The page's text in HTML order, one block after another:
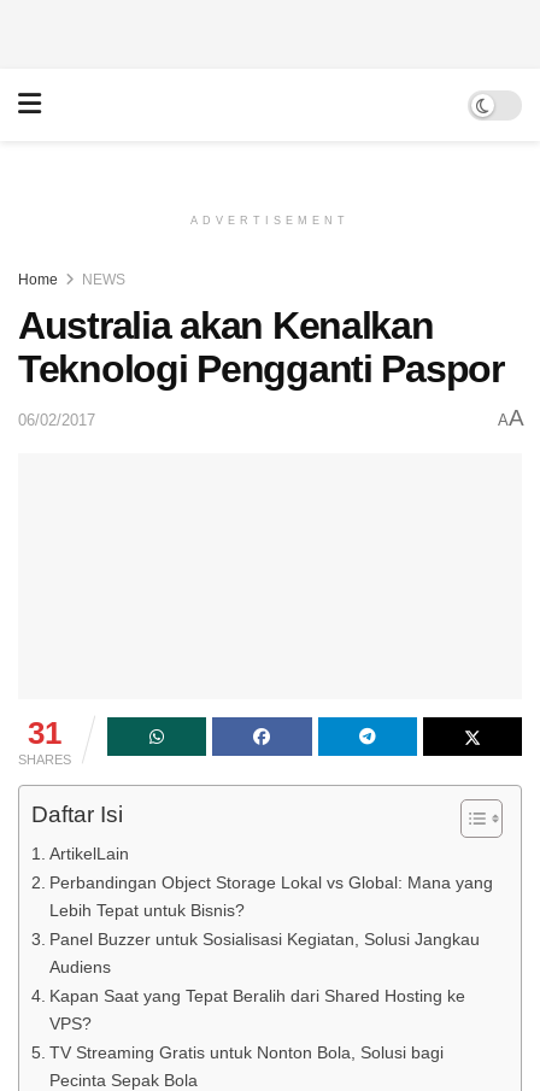
ADVERTISEMENT
Home NEWS
Australia akan Kenalkan
Teknologi Pengganti Paspor
06/02/2017 AA
31
SHARES
Daftar Isi
ArtikelLain
Perbandingan Object Storage Lokal vs Global: Mana yang
Lebih Tepat untuk Bisnis?
Panel Buzzer untuk Sosialisasi Kegiatan, Solusi Jangkau
Audiens
Kapan Saat yang Tepat Beralih dari Shared Hosting ke
VPS?
TV Streaming Gratis untuk Nonton Bola, Solusi bagi
Pecinta Sepak Bola